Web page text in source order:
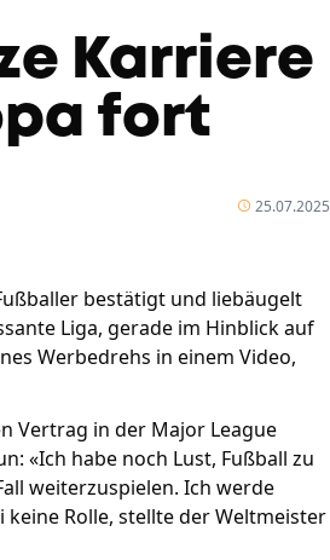
Karriere
fort
25.07.2025
bestätigt und liebäugelt
Liga, gerade im Hinblick auf
Werbedrehs in einem Video,
Vertrag in der Major League
«Ich habe noch Lust, Fußball zu
weiterzuspielen. Ich werde
Rolle, stellte der Weltmeister